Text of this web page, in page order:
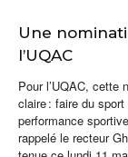
Une
l’UQAC
Pour l’UQAC, cette
claire : faire du
performance
rappelé le recteur